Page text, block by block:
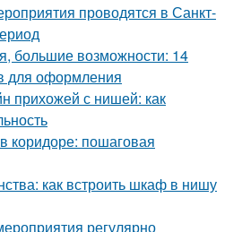
проводятся в Санкт-
большие возможности: 14
для оформления
прихожей с нишей: как
коридоре: пошаговая
как встроить шкаф в нишу
регулярно